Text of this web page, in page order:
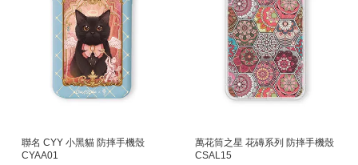
聯名 CYY 小黑貓 防摔手機殼
CYAA01
萬花筒之星 花磚系列 防摔手機殼
CSAL15